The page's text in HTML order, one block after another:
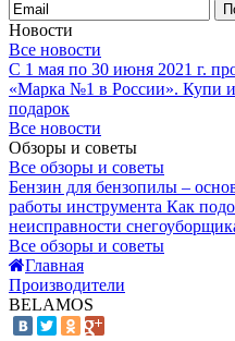
Новости
Все новости
С 1 мая по 30 июня 2021 г.
«Марка №1 в России». Купи
подарок
Все новости
Обзоры и советы
Все обзоры и советы
Бензин для бензопилы –
работы инструмента Как
неисправности
Все обзоры и советы
Главная
Производители
BELAMOS